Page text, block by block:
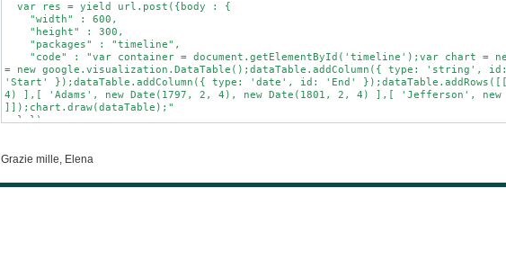
var res = yield url.post({body : {
"width" : 600,
"height" : 300,
"packages" : "timeline",
"code" : "var container = document.getElementById('timeline');var chart =
= new google.visualization.DataTable();dataTable.addColumn({ type: 'string',
'Start' });dataTable.addColumn({ type: 'date', id: 'End' });dataTable.addRows([[
4) ],[ 'Adams', new Date(1797, 2, 4), new Date(1801, 2, 4) ],[ 'Jefferson', new
]]);chart.draw(dataTable);"
} });
yield f.create();
Grazie mille, Elena